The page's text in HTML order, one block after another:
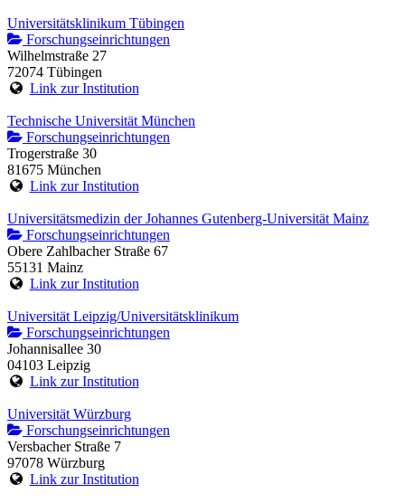
Universitätsklinikum Tübingen
Forschungseinrichtungen
Wilhelmstraße 27
72074 Tübingen
Link zur Institution
Technische Universität München
Forschungseinrichtungen
Trogerstraße 30
81675 München
Link zur Institution
Universitätsmedizin der Johannes Gutenberg-Universität Mainz
Forschungseinrichtungen
Obere Zahlbacher Straße 67
55131 Mainz
Link zur Institution
Universität Leipzig/Universitätsklinikum
Forschungseinrichtungen
Johannisallee 30
04103 Leipzig
Link zur Institution
Universität Würzburg
Forschungseinrichtungen
Versbacher Straße 7
97078 Würzburg
Link zur Institution